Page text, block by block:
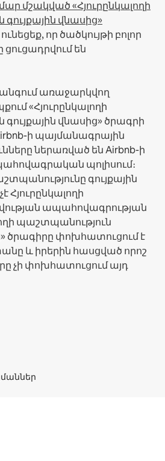
մշակված «Հյուրընկալողի
վնասից»
որ ծածկույթի բոլոր
են
առաջարկվող
«Հյուրընկալողի
վնասից» ծրագրի
ի պայմանագրային
ներառված են Airbnb-ի
պոլիսում։
գույքային
Հյուրընկալողի
ապահովագրության
պաշտպանություն
ծրագիրը փոխհատուցում է
և իրերին հասցված որոշ
չի փոխհատուցում այդ